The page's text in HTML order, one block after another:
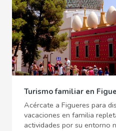
Turismo familiar en
Acércate a Figueres para
vacaciones en familia
actividades por su entorno